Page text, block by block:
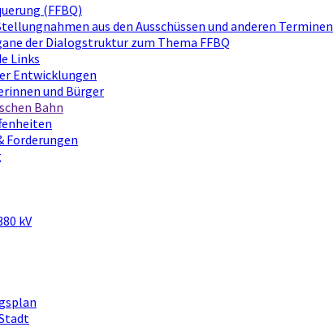
(FFBQ)
aus den Ausschüssen und anderen Terminen
der Dialogstruktur zum Thema FFBQ
Links
Entwicklungen
und Bürger
Bahn
Forderungen
kV